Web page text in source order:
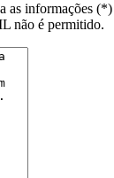
as informações
não é permitido.